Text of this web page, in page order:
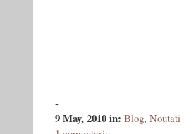
-
9 May, 2010in: Blog, Noutati